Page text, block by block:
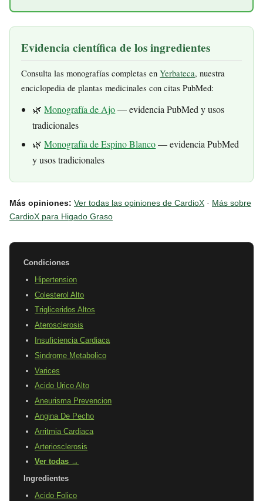
Evidencia científica de los ingredientes
Consulta las monografías completas enYerbateca, nuestra
enciclopedia de plantas medicinales con citas PubMed:
🌿Monografía de Ajo— evidencia PubMed y usos
tradicionales
🌿Monografía de Espino Blanco— evidencia PubMed
y usos tradicionales
Más opiniones: Ver todas las opiniones de CardioX · Más sobre
CardioX para Higado Graso
Condiciones
Hipertension
Colesterol Alto
Trigliceridos Altos
Aterosclerosis
Insuficiencia Cardiaca
Sindrome Metabolico
Varices
Acido Urico Alto
Aneurisma Prevencion
Angina De Pecho
Arritmia Cardiaca
Arteriosclerosis
Ver todas →
Ingredientes
Acido Folico